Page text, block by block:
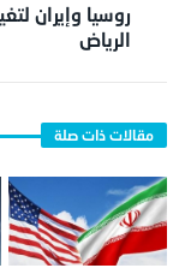
روسيا وإيران
الرياض